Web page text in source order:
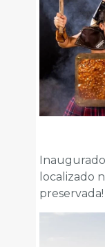
localizado
preservada!